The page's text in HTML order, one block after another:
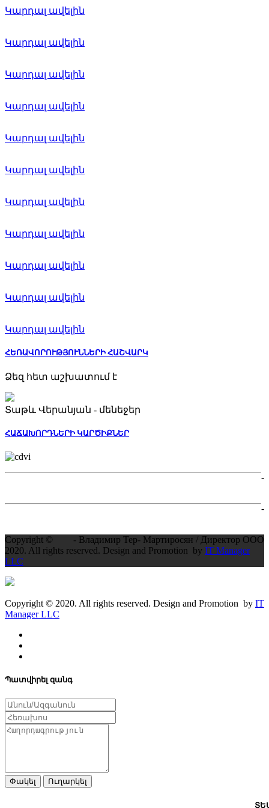
Կարդալ ավելին
Կարդալ ավելին
Կարդալ ավելին
Կարդալ ավելին
Կարդալ ավելին
Կարդալ ավելին
Կարդալ ավելին
Կարդալ ավելին
Կարդալ ավելին
Կարդալ ավելին
Կարդալ ավելին
ՀԵՌԱՎՈՐՈՒԹՅՈՒՆՆԵՐԻ ՀԱՇՎԱՐԿ
Ձեզ հետ աշխատում է
Տաթև Վերանյան - մենեջեր
ՀԱՃԱԽՈՐԴՆԵՐԻ ԿԱՐԾԻՔՆԵՐ
-
-
- Владимир Тер- Мартиросян / Директор ООО
Copyright ©
2020. All rights reserved. Design and Promotion by IT Manager
LLC
Copyright © 2020. All rights reserved. Design and Promotion by IT
Manager LLC
Պատվիրել զանգ
Փակել Ուղարկել